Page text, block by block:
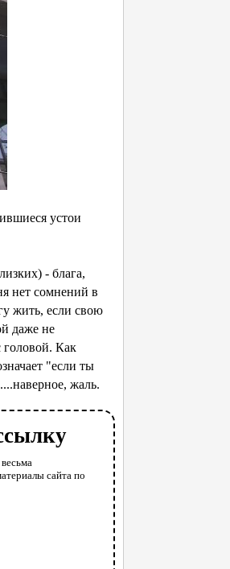
устои
- блага,
нет сомнений в
жить, если свою
даже не
головой. Как
"если ты
жаль.
сайта по